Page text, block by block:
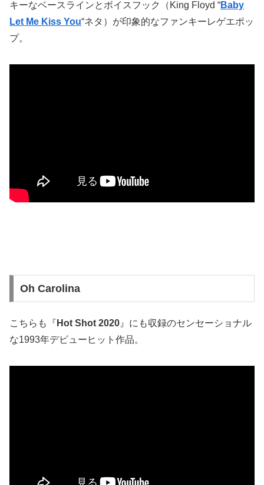
キーなベースラインとボイスフック（ King Floyd “Baby
Let Me Kiss You“ネタ）が印象的なファンキーレゲエポッ
プ。
Oh Carolina
こちらも『 Hot Shot 2020』にも収録のセンセーショナル
な1993年デビューヒット作品。